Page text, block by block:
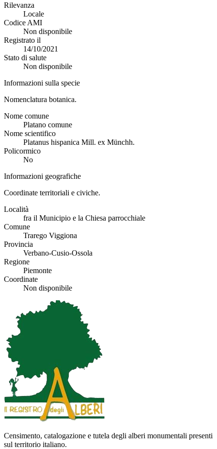
Rilevanza
Locale
Codice AMI
Non disponibile
Registrato il
14/10/2021
Stato di salute
Non disponibile
Informazioni sulla specie
Nomenclatura botanica.
Nome comune
Platano comune
Nome scientifico
Platanus hispanica Mill. ex Münchh.
Policormico
No
Informazioni geografiche
Coordinate territoriali e civiche.
Località
fra il Municipio e la Chiesa parrocchiale
Comune
Trarego Viggiona
Provincia
Verbano-Cusio-Ossola
Regione
Piemonte
Coordinate
Non disponibile
Censimento, catalogazione e tutela degli alberi monumentali presenti
sul territorio italiano.